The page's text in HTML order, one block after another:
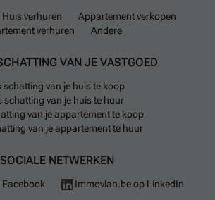
Huis verhuren
Appartement verkopen
verhuren
Andere
VAN JE VASTGOED
schatting van je huis te koop
schatting van je huis te huur
van je appartement te koop
van je appartement te huur
SOCIALE NETWERKEN
Immovlan.be op LinkedIn